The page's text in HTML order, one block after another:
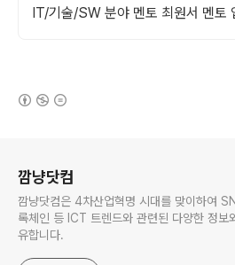
IT/기술/SW 분야 멘토 최원서 멘토
깜냥닷컴
깜냥닷컴은 4차산업혁명 시대를 맞이하여
록체인 등 ICT 트렌드와 관련된 다양한 정보
유합니다.